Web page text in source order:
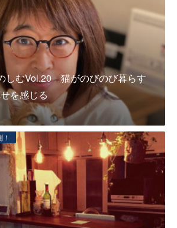
しむVol.20 猫がのびのび暮らす
を感じる